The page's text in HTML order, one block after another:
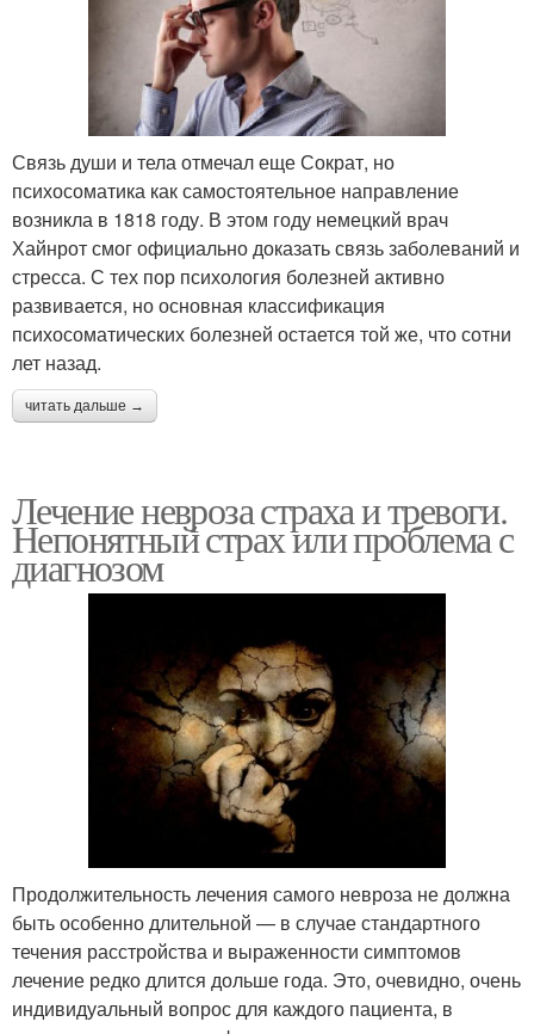
Связь души и тела отмечал еще Сократ, но
психосоматика как самостоятельное направление
возникла в 1818 году. В этом году немецкий врач
Хайнрот смог официально доказать связь заболеваний и
стресса. С тех пор психология болезней активно
развивается, но основная классификация
психосоматических болезней остается той же, что сотни
лет назад.
читать дальше →
Лечение невроза страха и тревоги.
Непонятный страх или проблема с
диагнозом
Продолжительность лечения самого невроза не должна
быть особенно длительной — в случае стандартного
течения расстройства и выраженности симптомов
лечение редко длится дольше года. Это, очевидно, очень
индивидуальный вопрос для каждого пациента, в